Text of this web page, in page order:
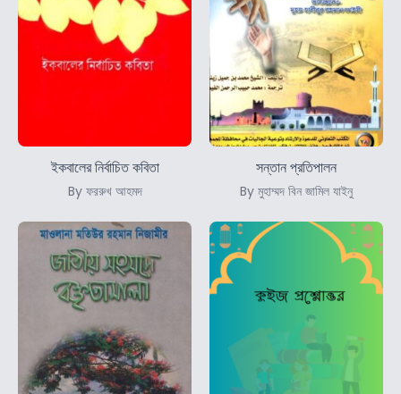
ইকবালের নির্বাচিত কবিতা
By ফররুখ আহমদ
সন্তান প্রতিপালন
By মুহাম্মদ বিন জামিল যাইনু